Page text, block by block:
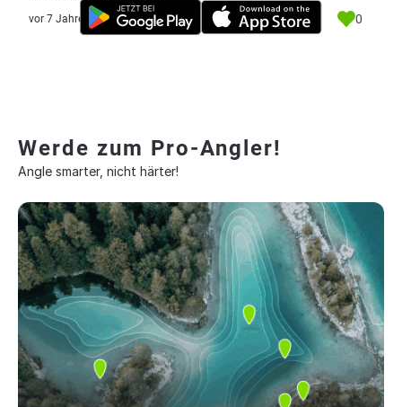
vor 7 Jahre 0
Werde zum Pro-Angler!
Angle smarter, nicht härter!